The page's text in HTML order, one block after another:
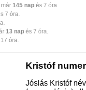
145 nap és 7 óra.
7 óra.
13 nap és 7 óra.
óra.
Kristóf
Jóslás Kristóf